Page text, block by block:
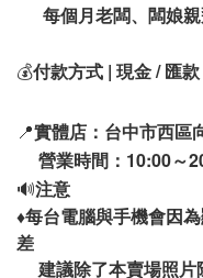
每個月老闆、闆娘親
💰付款方式 | 現金 / 匯
📍實體店：台中市西區
營業時間：10:00～
🔊注意
♦️每台電腦與手機會因
差
建議除了本賣場照片